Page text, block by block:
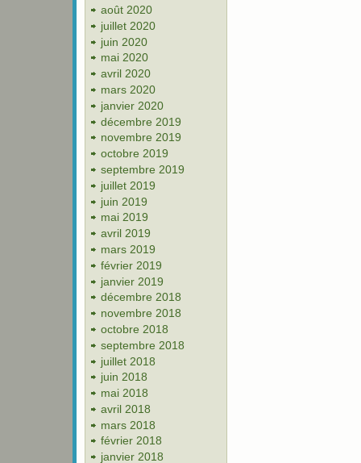
août 2020
juillet 2020
juin 2020
mai 2020
avril 2020
mars 2020
janvier 2020
décembre 2019
novembre 2019
octobre 2019
septembre 2019
juillet 2019
juin 2019
mai 2019
avril 2019
mars 2019
février 2019
janvier 2019
décembre 2018
novembre 2018
octobre 2018
septembre 2018
juillet 2018
juin 2018
mai 2018
avril 2018
mars 2018
février 2018
janvier 2018